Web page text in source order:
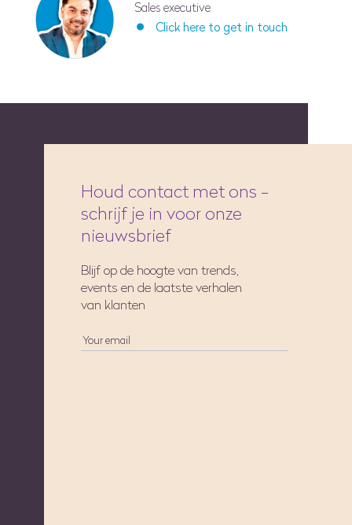
Sales executive
Click here to get in touch
Houd contact met ons -
schrijf je in voor onze
nieuwsbrief
Blijf op de hoogte van trends,
events en de laatste verhalen
van klanten